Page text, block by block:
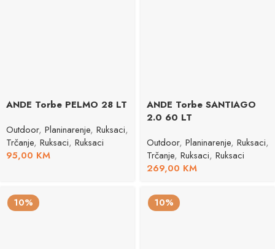
ANDE Torbe PELMO 28 LT
Outdoor, Planinarenje, Ruksaci,
Trčanje, Ruksaci, Ruksaci
95,00 KM
ANDE Torbe SANTIAGO
2.0 60 LT
Outdoor, Planinarenje, Ruksaci,
Trčanje, Ruksaci, Ruksaci
269,00 KM
10% 10%